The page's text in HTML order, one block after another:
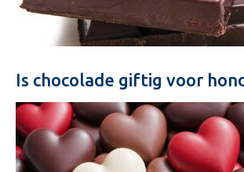
Is chocolade giftig voor